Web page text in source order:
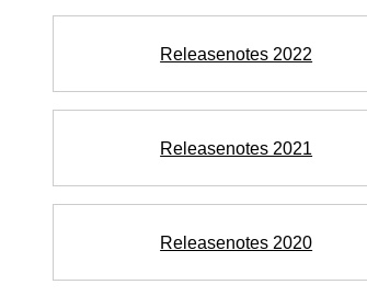
Releasenotes 2022
Releasenotes 2021
Releasenotes 2020